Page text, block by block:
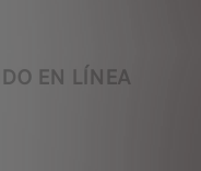
EN LÍNEA